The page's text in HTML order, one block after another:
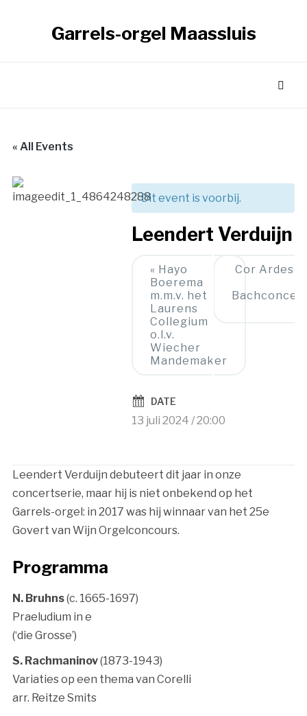
Garrels-orgel Maassluis
« All Events
Dit event is voorbij.
Leendert Verduijn
Event
Navigation
« Hayo
Boerema
m.m.v. het
Laurens
Collegium
o.l.v.
Wiecher
Mandemaker
Cor
DATE
13 juli 2024 / 20:00
Leendert Verduijn debuteert dit jaar in onze
concertserie, maar hij is niet onbekend op het
Garrels-orgel: in 2017 was hij winnaar van het 25e
Govert van Wijn Orgelconcours.
Programma
N. Bruhns(c. 1665-1697)
Praeludium in e
(‘die Grosse’)
S. Rachmaninov(1873-1943)
Variaties op een thema van Corelli
arr. Reitze Smits